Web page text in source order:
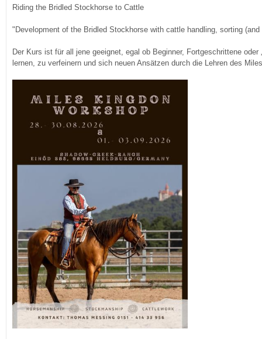
Riding the Bridled Stockhorse to Cattle
"Development of the Bridled Stockhorse with cattle handling, sorting (and
Der Kurs ist für all jene geeignet, egal ob Beginner, Fortgeschrittene
lernen, zu verfeinern und sich neuen Ansätzen durch die Lehren des